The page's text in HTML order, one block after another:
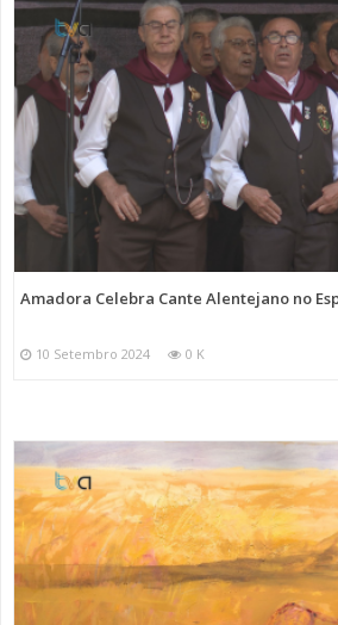
Amadora Celebra Cante Alentejano no
10 Setembro 2024 0 K